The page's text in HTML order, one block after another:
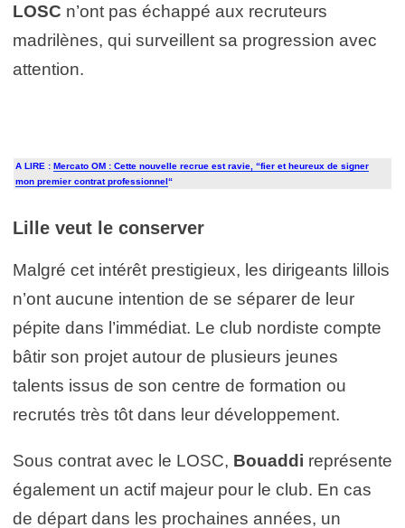
LOSC n’ont pas échappé aux recruteurs
madrilènes, qui surveillent sa progression avec
attention.
A LIRE : Mercato OM : Cette nouvelle recrue est ravie, “fier et heureux de signer
mon premier contrat professionnel“
Lille veut le conserver
Malgré cet intérêt prestigieux, les dirigeants lillois
n’ont aucune intention de se séparer de leur
pépite dans l’immédiat. Le club nordiste compte
bâtir son projet autour de plusieurs jeunes
talents issus de son centre de formation ou
recrutés très tôt dans leur développement.
Sous contrat avec le LOSC, Bouaddi représente
également un actif majeur pour le club. En cas
de départ dans les prochaines années, un